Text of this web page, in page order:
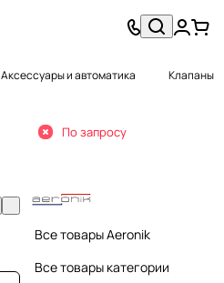
Аксессуары и автоматика Клапаны
По запросу
Все товары Aeronik
Все товары категории